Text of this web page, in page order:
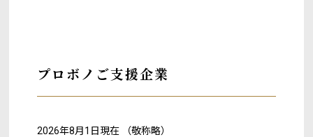
プロボノご支援企業
2026年8月1日現在 （敬称略）